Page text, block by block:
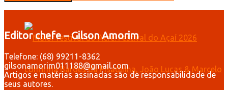
Editor chefe – Gilson Amorim
Telefone: (68) 99211-8362
gilsonamorim011188@gmail.com
Artigos e matérias assinadas são de responsabilidade de
seus autores.